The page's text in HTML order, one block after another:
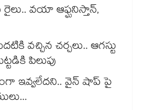
వయా ఆఫ్ఘనిస్తాన్,
వచ్చిన చర్చలు.. ఆగస్టు
పిలుపు
ఇవ్వలేదని.. వైన్ షాప్ పై